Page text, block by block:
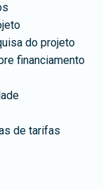
do projeto
financiamento
de tarifas